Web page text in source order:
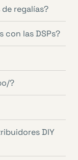
regalías?
con las DSPs?
?
DIY